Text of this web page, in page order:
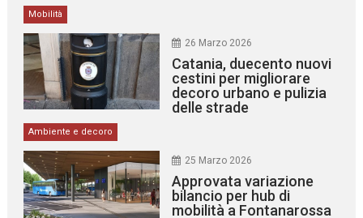
Mobilità
26 Marzo 2026
Catania, duecento nuovi
cestini per migliorare
decoro urbano e pulizia
delle strade
Ambiente e decoro
25 Marzo 2026
Approvata variazione
bilancio per hub di
mobilità a Fontanarossa